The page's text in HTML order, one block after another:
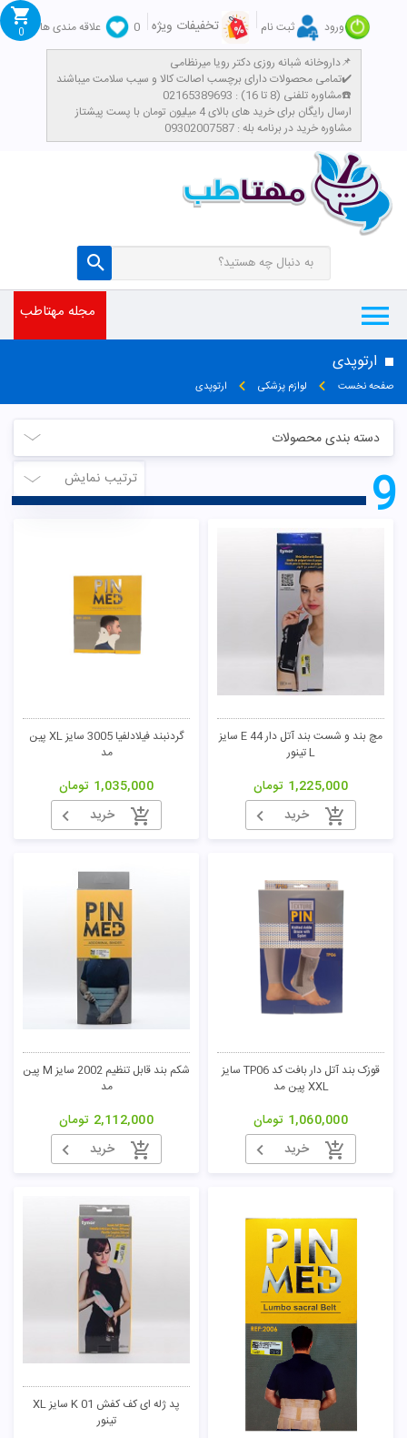
ورود ثبت نام تخفیفات ویژه 0
علاقه مندی ها
داروخانه شبانه روزی دکتر رویا میرنظامی📌
تمامی محصولات دارای برچسب اصالت کالا و سیب سلامت میباشند✔️
مشاوره تلفنی (8 تا 16) : 02165389693☎️
​ارسال رایگان برای خرید های بالای 4 میلیون تومان با پست پیشتاز
مشاوره خرید در برنامه بله : 09302007587
0
مجله مهتاطب
ارتوپدی
صفحه نخست لوازم پزشکی ارتوپدی
دسته بندی محصولات
ترتیب نمایش
9
مچ بند و شست بند آتل دار E 44 سایز
L تینور
1,225,000 تومان
خرید
گردنبند فیلادلفیا 3005 سایز XL پین
مد
1,035,000 تومان
خرید
قوزک بند آتل دار بافت کد TP06 سایز
XXL پین مد
1,060,000 تومان
خرید
شکم بند قابل تنظیم 2002 سایز M پین
مد
2,112,000 تومان
خرید
پد ژله ای کف کفش K 01 سایز XL
تینور